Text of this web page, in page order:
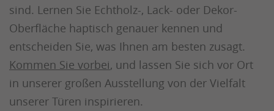
sind. Lernen Sie Echtholz-, Lack- oder Dekor-
Oberfläche haptisch genauer kennen und
entscheiden Sie, was Ihnen am besten zusagt.
Kommen Sie vorbei, und lassen Sie sich vor Ort
in unserer großen Ausstellung von der Vielfalt
unserer Türen inspirieren.